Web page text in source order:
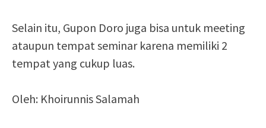
Selain itu, Gupon Doro juga bisa untuk meeting
ataupun tempat seminar karena memiliki 2
tempat yang cukup luas.
Oleh: Khoirunnis Salamah